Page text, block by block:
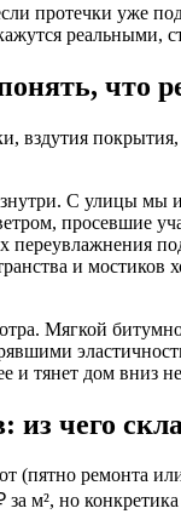
протечки уже
что
вздутия
С улицы
просевшие
переувлажнения
и
Мягкой
и тянет дом вниз
чего
(пятно ремонта
м², но конкретика